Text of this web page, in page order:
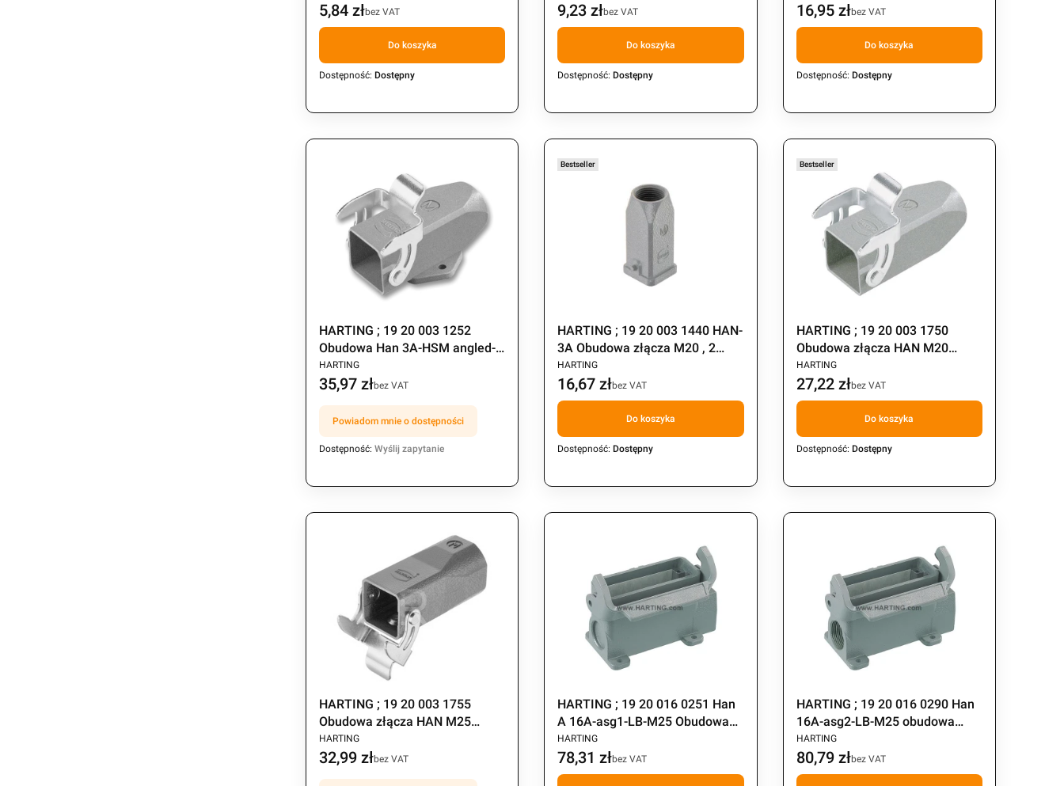
Cena
5,84 złbez VAT
Do koszyka
Dostępność: Dostępny
Cena
9,23 złbez VAT
Do koszyka
Dostępność: Dostępny
Cena
16,95 złbez VAT
Do koszyka
Dostępność: Dostępny
HARTING ; 19 20 003 1252
Obudowa Han 3A-HSM angled-
L-M20 pulpitowa , klamra
PRODUCENT
HARTING
Cena
35,97 złbez VAT
Powiadom mnie o dostępności
Dostępność: Wyślij zapytanie
Bestseller
HARTING ; 19 20 003 1440 HAN-
3A Obudowa złącza M20 , 2
bolce (op.=10szt.)
PRODUCENT
HARTING
Cena
16,67 złbez VAT
Do koszyka
Dostępność: Dostępny
Bestseller
HARTING ; 19 20 003 1750
Obudowa złącza HAN M20
jedna klamra
PRODUCENT
HARTING
Cena
27,22 złbez VAT
Do koszyka
Dostępność: Dostępny
HARTING ; 19 20 003 1755
Obudowa złącza HAN M25
jedna klamra
PRODUCENT
HARTING
Cena
32,99 złbez VAT
HARTING ; 19 20 016 0251 Han
A 16A-asg1-LB-M25 Obudowa
gniazda , jedna klamra , 1xM25
PRODUCENT
HARTING
Cena
78,31 złbez VAT
HARTING ; 19 20 016 0290 Han
16A-asg2-LB-M25 obudowa
2xM20
PRODUCENT
HARTING
Cena
80,79 złbez VAT